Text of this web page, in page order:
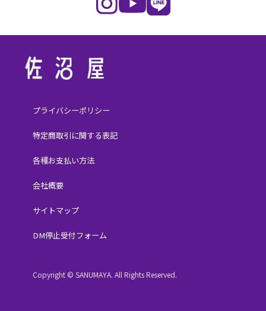
プライバシーポリシー
特定商取引に関する表記
各種お支払い方法
会社概要
サイトマップ
DM停止受付フォーム
Copyright © SANUMAYA. All Rights Reserved.